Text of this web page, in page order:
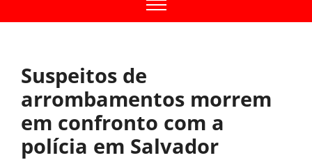
Suspeitos de
arrombamentos morrem
em confronto com a
polícia em Salvador